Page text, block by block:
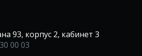
93, корпус 2, кабинет 3
00 03